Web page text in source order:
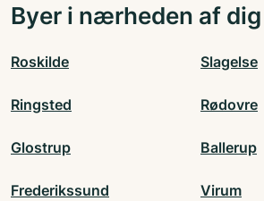
Byer i nærheden af dig
Roskilde Slagelse
Ringsted Rødovre
Glostrup Ballerup
Frederikssund Virum